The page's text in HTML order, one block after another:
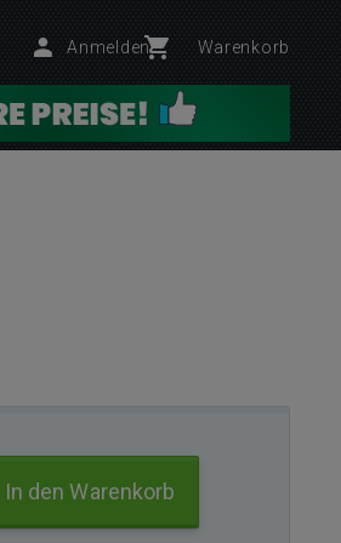
Anmelden Warenkorb
In den Warenkorb